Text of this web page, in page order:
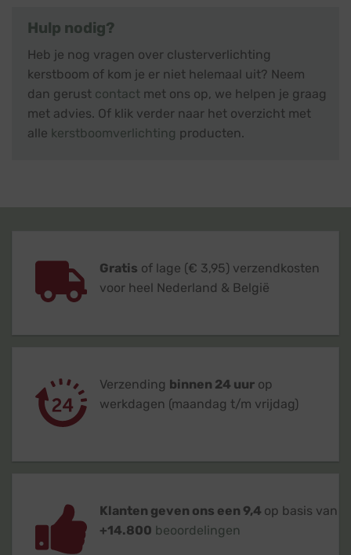
Hulp nodig?
Heb je nog vragen over clusterverlichting
kerstboom of kom je er niet helemaal uit? Neem
dan gerust contact met ons op, we helpen je graag
met advies. Of klik verder naar het overzicht met
alle kerstboomverlichting producten.
Gratis of lage (€ 3,95) verzendkosten
voor heel Nederland & België
Verzending binnen 24 uur op
werkdagen (maandag t/m vrijdag)
Klanten geven ons een 9,4 op basis van
+14.800 beoordelingen